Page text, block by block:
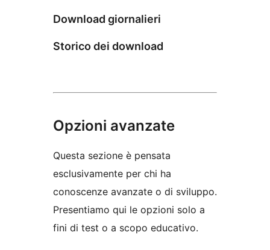
Download giornalieri
Storico dei download
Opzioni avanzate
Questa sezione è pensata
esclusivamente per chi ha
conoscenze avanzate o di sviluppo.
Presentiamo qui le opzioni solo a
fini di test o a scopo educativo.